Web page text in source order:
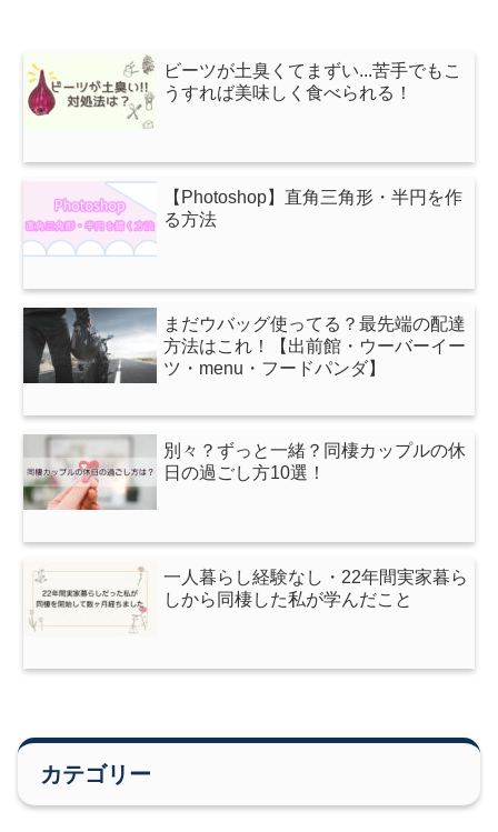
ビーツが土臭くてまずい...苦手でもこ
うすれば美味しく食べられる！
【Photoshop】直角三角形・半円を作
る方法
まだウバッグ使ってる？最先端の配達
方法はこれ！【出前館・ウーバーイー
ツ・menu・フードパンダ】
別々？ずっと一緒？同棲カップルの休
日の過ごし方10選！
一人暮らし経験なし・22年間実家暮ら
しから同棲した私が学んだこと
カテゴリー